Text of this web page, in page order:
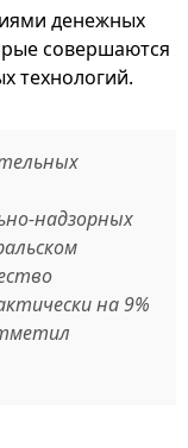
денежных
совершаются
технологий.
надзорных
на 9%